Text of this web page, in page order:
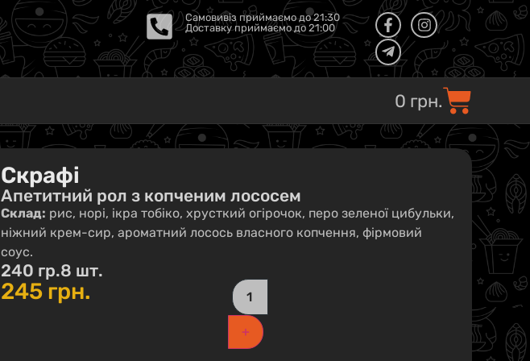
Самовивіз приймаємо до 21:30
Доставку приймаємо до 21:00
0 грн.
Скрафі
Апетитний рол з копченим лососем
Склад: рис, норі, ікра тобіко, хрусткий огірочок, перо зеленої цибульки,
ніжний крем-сир, ароматний лосось власного копчення, фірмовий
соус.
240 гр.8 шт.
245 грн.
+